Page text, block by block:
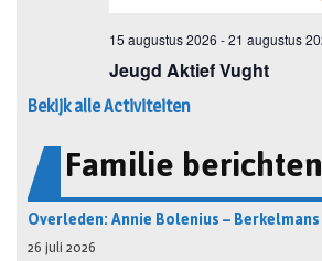
Bekijk alle Activiteiten
Familie berichten
Overleden: Annie Bolenius – Berkelmans
26 juli 2026